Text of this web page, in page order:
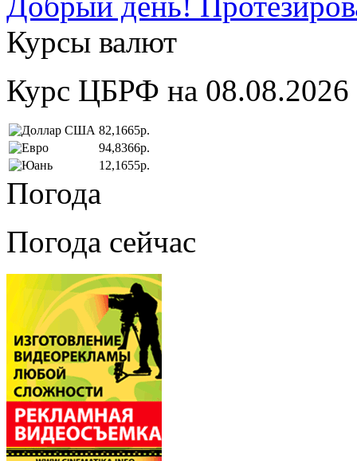
Курсы валют
Курс ЦБРФ на 08.08.2026
82,1665р.
94,8366р.
12,1655р.
Погода
Погода сейчас